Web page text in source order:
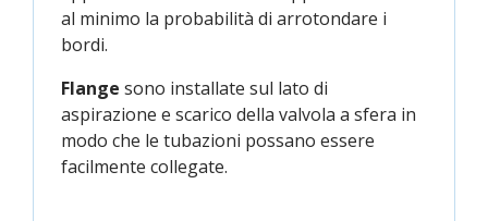
al minimo la probabilità di arrotondare i
bordi.
Flange sono installate sul lato di
aspirazione e scarico della valvola a sfera in
modo che le tubazioni possano essere
facilmente collegate.